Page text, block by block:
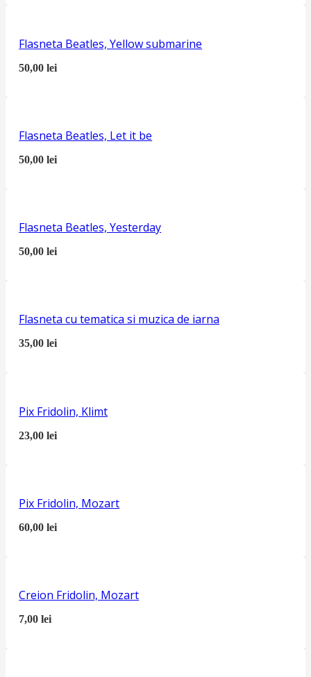
Flasneta Beatles, Yellow submarine
50,00lei
Flasneta Beatles, Let it be
50,00lei
Flasneta Beatles, Yesterday
50,00lei
Flasneta cu tematica si muzica de iarna
35,00lei
Pix Fridolin, Klimt
23,00lei
Pix Fridolin, Mozart
60,00lei
Creion Fridolin, Mozart
7,00lei